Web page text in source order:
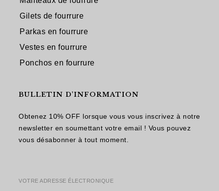
Gilets de fourrure
Parkas en fourrure
Vestes en fourrure
Ponchos en fourrure
BULLETIN D'INFORMATION
Obtenez 10% OFF lorsque vous vous inscrivez à notre
newsletter en soumettant votre email ! Vous pouvez
vous désabonner à tout moment.
VOTRE ADRESSE ÉLECTRONIQUE